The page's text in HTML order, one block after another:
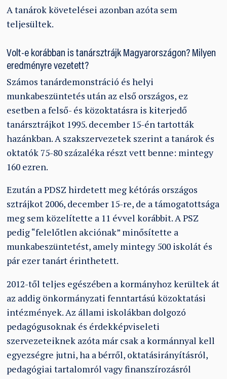
A tanárok követelései azonban azóta sem
teljesültek.
Volt-e korábban is tanársztrájk Magyarországon? Milyen
eredményre vezetett?
Számos tanárdemonstráció és helyi
munkabeszüntetés után az első országos, ez
esetben a felső- és közoktatásra is kiterjedő
tanársztrájkot 1995. december 15-én tartották
hazánkban. A szakszervezetek szerint a tanárok és
oktatók 75-80 százaléka részt vett benne: mintegy
160 ezren.
Ezután a PDSZ hirdetett meg kétórás országos
sztrájkot 2006, december 15-re, de a támogatottsága
meg sem közelítette a 11 évvel korábbit. A PSZ
pedig “felelőtlen akciónak” minősítette a
munkabeszüntetést, amely mintegy 500 iskolát és
pár ezer tanárt érinthetett.
2012-től teljes egészében a kormányhoz kerültek át
az addig önkormányzati fenntartású közoktatási
intézmények. Az állami iskolákban dolgozó
pedagógusoknak és érdekképviseleti
szervezeteiknek azóta már csak a kormánnyal kell
egyezségre jutni, ha a bérről, oktatásirányításról,
pedagógiai tartalomról vagy finanszírozásról